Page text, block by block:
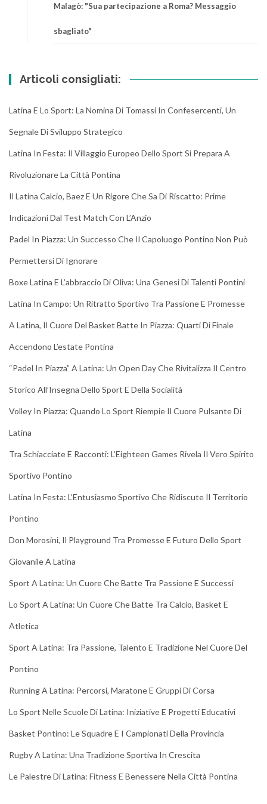
Malagò: "Sua partecipazione a Roma? Messaggio
sbagliato"
Articoli consigliati:
Latina E Lo Sport: La Nomina Di Tomassi In Confesercenti, Un
Segnale Di Sviluppo Strategico
Latina In Festa: Il Villaggio Europeo Dello Sport Si Prepara A
Rivoluzionare La Città Pontina
Il Latina Calcio, Baez E Un Rigore Che Sa Di Riscatto: Prime
Indicazioni Dal Test Match Con L’Anzio
Padel In Piazza: Un Successo Che Il Capoluogo Pontino Non Può
Permettersi Di Ignorare
Boxe Latina E L’abbraccio Di Oliva: Una Genesi Di Talenti Pontini
Latina In Campo: Un Ritratto Sportivo Tra Passione E Promesse
A Latina, Il Cuore Del Basket Batte In Piazza: Quarti Di Finale
Accendono L’estate Pontina
“Padel In Piazza” A Latina: Un Open Day Che Rivitalizza Il Centro
Storico All’Insegna Dello Sport E Della Socialità
Volley In Piazza: Quando Lo Sport Riempie Il Cuore Pulsante Di
Latina
Tra Schiacciate E Racconti: L’Eighteen Games Rivela Il Vero Spirito
Sportivo Pontino
Latina In Festa: L’Entusiasmo Sportivo Che Ridiscute Il Territorio
Pontino
Don Morosini, Il Playground Tra Promesse E Futuro Dello Sport
Giovanile A Latina
Sport A Latina: Un Cuore Che Batte Tra Passione E Successi
Lo Sport A Latina: Un Cuore Che Batte Tra Calcio, Basket E
Atletica
Sport A Latina: Tra Passione, Talento E Tradizione Nel Cuore Del
Pontino
Running A Latina: Percorsi, Maratone E Gruppi Di Corsa
Lo Sport Nelle Scuole Di Latina: Iniziative E Progetti Educativi
Basket Pontino: Le Squadre E I Campionati Della Provincia
Rugby A Latina: Una Tradizione Sportiva In Crescita
Le Palestre Di Latina: Fitness E Benessere Nella Città Pontina